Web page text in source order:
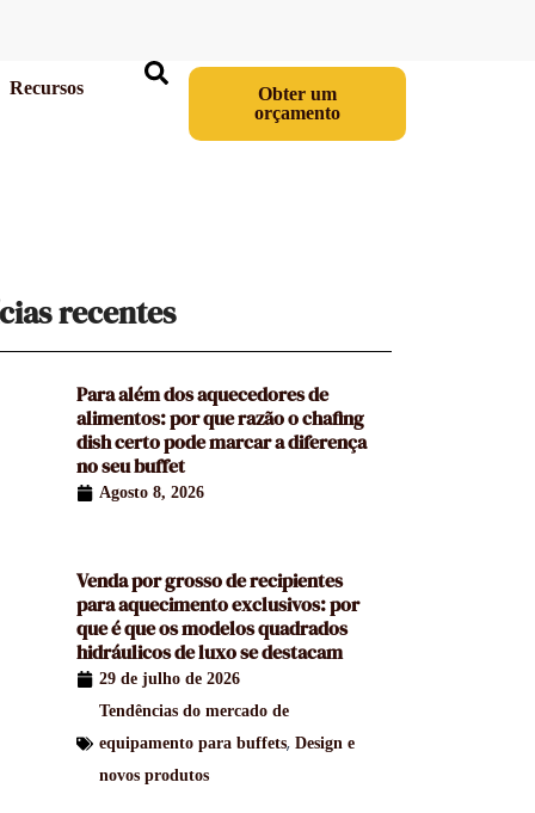
Recursos
Obter um
orçamento
recentes
Para além dos aquecedores de
alimentos: por que razão o chafing
dish certo pode marcar a diferença
no seu buffet
Agosto 8, 2026
Venda por grosso de recipientes
para aquecimento exclusivos: por
que é que os modelos quadrados
hidráulicos de luxo se destacam
29 de julho de 2026
Tendências do mercado de
equipamento para buffets,Design e
novos produtos